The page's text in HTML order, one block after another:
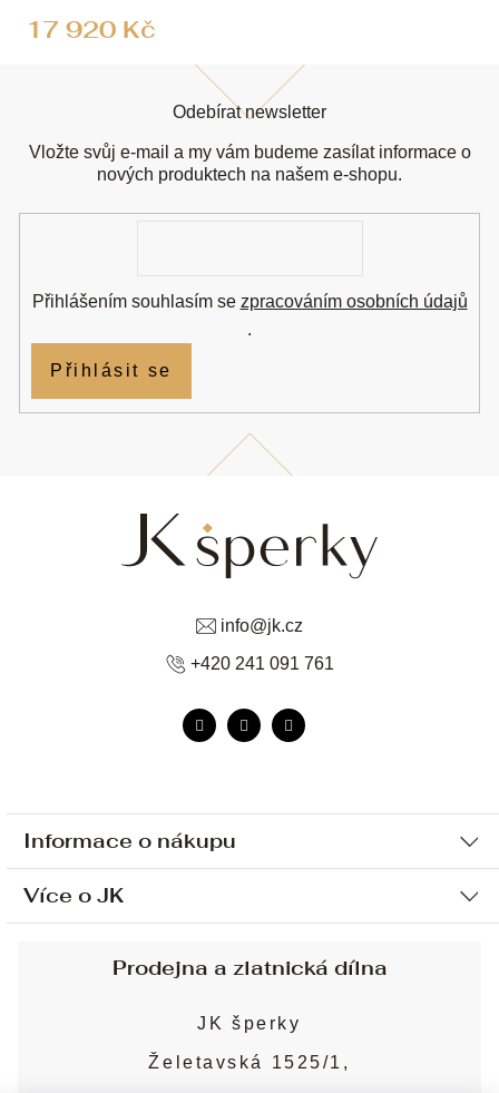
17 920 Kč
Informace o nákupu
Ochrana osobních údajů
Sjednání osobní schůzky
Obchodní podmínky
Puncovní značky
Více o JK
info@jk.cz
+420 241 091 761
Odebírat newsletter
Vložte svůj e-mail a my vám budeme zasílat informace o
nových produktech na našem e-shopu.
Přihlášením souhlasím se zpracováním osobních údajů
.
Přihlásit se
Prodejna a zlatnická dílna
JK šperky
Želetavská 1525/1,